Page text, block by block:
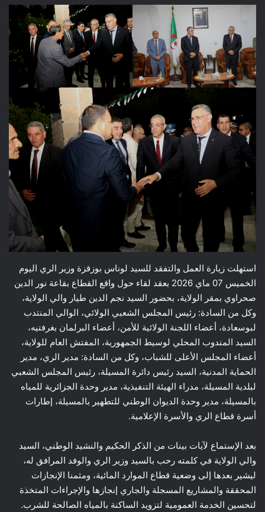
استهلت زيارة العمل والتفقد للسيد لوناس بوزقزة وزير الري اليوم
الخميس 07 ماي 2026 بعقد لقاء حول واقع القطاع بقاعة نور الدين
صحراوي بمقر الولاية، بحضور السيد نجم الدين طيار والي الولاية،
وكل من السادة: رئيس المجلس الشعبي الولائي، الوالي المنتدب
لبوسعادة، أعضاء اللجنة الولائية للأمن، أعضاء البرلمان بغرفتيه،
السيد المندوب المحلي لوسيط الجمهورية، المفتش العام للولاية،
أعضاء المجلس الأعلى للشباب، وكل من السادة: مدير الري، مدير
الحماية المدنية، السيد رئيس دائرة المسيلة، رئيس المجلس الشعبي
لبلدية المسيلة، مدراء الهيئة التنفيذية، مدير وحدة الجزائرية للمياه
بالمسيلة، مدير وحدة الديوان الوطني للتطهير بالمسيلة، إطارات
أسرة قطاع الري والأسرة الإعلامية.
بعد الإستماع لآيات بينات من الذكر الحكيم والنشيد الوطني، السيد
والي الولاية في كلمته رحب بالسيد وزير الري والوفد المرافق له،
ليشير بعدها إلى وضعية قطاع الموارد المائية، ومثمنا الإنجازات
المحققة والمشاريع المسجلة والجاري إنجازها والإجراءات المتخذة
لتحسين الخدمة العمومية لتزويد الساكنة بالمياه الصالحة للشرب.